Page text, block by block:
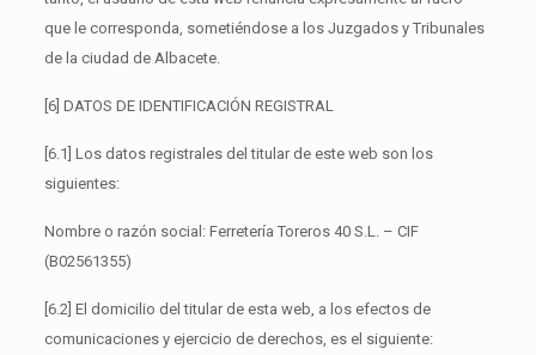
que le corresponda, sometiéndose a los Juzgados y Tribunales
de la ciudad de Albacete.
[6] DATOS DE IDENTIFICACIÓN REGISTRAL
[6.1] Los datos registrales del titular de este web son los
siguientes:
Nombre o razón social: Ferretería Toreros 40 S.L. – CIF
(B02561355)
[6.2] El domicilio del titular de esta web, a los efectos de
comunicaciones y ejercicio de derechos, es el siguiente: